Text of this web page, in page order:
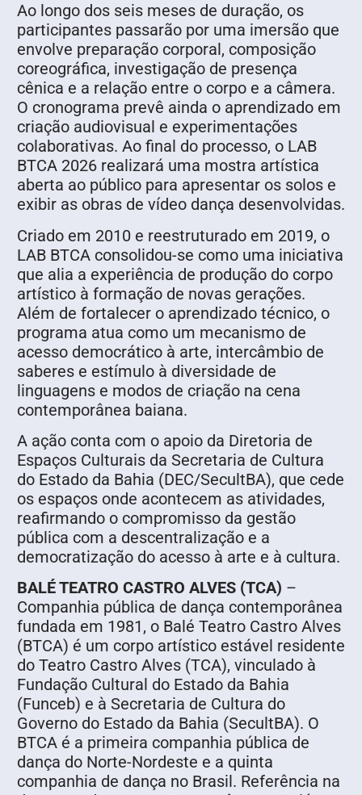
Ao longo dos seis meses de duração, os
participantes passarão por uma imersão que
envolve preparação corporal, composição
coreográfica, investigação de presença
cênica e a relação entre o corpo e a câmera.
O cronograma prevê ainda o aprendizado em
criação audiovisual e experimentações
colaborativas. Ao final do processo, o LAB
BTCA 2026 realizará uma mostra artística
aberta ao público para apresentar os solos e
exibir as obras de vídeo dança desenvolvidas.
Criado em 2010 e reestruturado em 2019, o
LAB BTCA consolidou-se como uma iniciativa
que alia a experiência de produção do corpo
artístico à formação de novas gerações.
Além de fortalecer o aprendizado técnico, o
programa atua como um mecanismo de
acesso democrático à arte, intercâmbio de
saberes e estímulo à diversidade de
linguagens e modos de criação na cena
contemporânea baiana.
A ação conta com o apoio da Diretoria de
Espaços Culturais da Secretaria de Cultura
do Estado da Bahia (DEC/SecultBA), que cede
os espaços onde acontecem as atividades,
reafirmando o compromisso da gestão
pública com a descentralização e a
democratização do acesso à arte e à cultura.
BALÉ TEATRO CASTRO ALVES (TCA) –
Companhia pública de dança contemporânea
fundada em 1981, o Balé Teatro Castro Alves
(BTCA) é um corpo artístico estável residente
do Teatro Castro Alves (TCA), vinculado à
Fundação Cultural do Estado da Bahia
(Funceb) e à Secretaria de Cultura do
Governo do Estado da Bahia (SecultBA). O
BTCA é a primeira companhia pública de
dança do Norte-Nordeste e a quinta
companhia de dança no Brasil. Referência na